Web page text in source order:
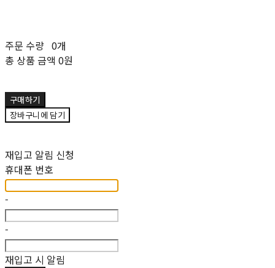
주문 수량 0개
총 상품 금액 0원
구매하기
장바구니에 담기
재입고 알림 신청
휴대폰 번호
-
-
재입고 시 알림